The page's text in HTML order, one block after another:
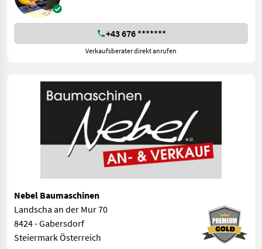
+43 676 *******
Verkaufsberater direkt anrufen
Nebel Baumaschinen
Landscha an der Mur 70
8424 - Gabersdorf
Steiermark Österreich